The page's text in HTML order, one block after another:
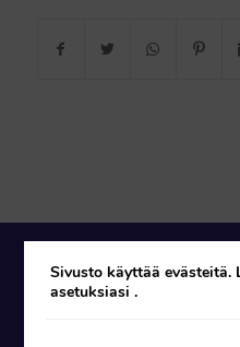
AUKIOLOAJAT
Sivusto käyttää evästeitä.
asetuksiasi.